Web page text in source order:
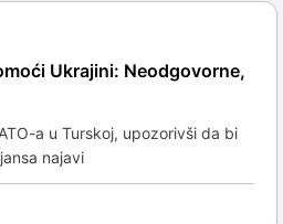
Ukrajini: Neodgovorne,
a u Turskoj, upozorivši da bi
najavi